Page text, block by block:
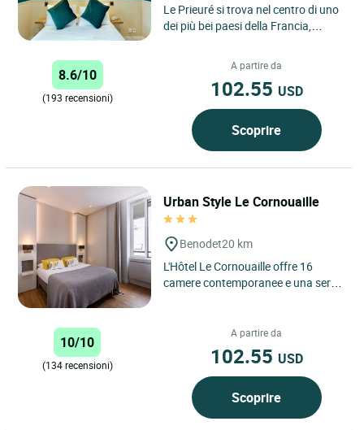
Le Prieuré si trova nel centro di uno
dei più bei paesi della Francia,
famigliare con...
8.6/10
(193 recensioni)
A partire da
102.55 USD
Scoprire
Urban Style Le Cornouaille
Benodet20 km
L'Hôtel Le Cornouaille offre 16
camere contemporanee e una serie
10/10
(134 recensioni)
A partire da
102.55 USD
Scoprire